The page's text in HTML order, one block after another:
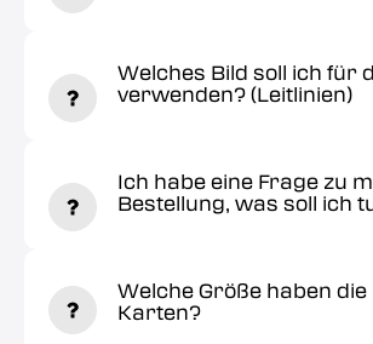
Welches Bild soll ich für
verwenden? (Leitlinien)
Ich habe eine Frage zu
Bestellung, was soll ich
Welche Größe haben die
Karten?